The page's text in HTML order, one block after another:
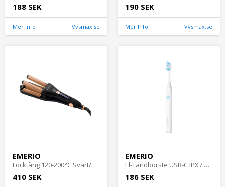
188 SEK
Mer Info Vvsmax.se
190 SEK
Mer Info Vvsmax.se
EMERIO
Locktång 120-200°C Svart/Guld Emerio
410 SEK
EMERIO
El-Tandborste USB-C IPX7 Emerio
186 SEK